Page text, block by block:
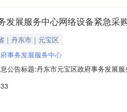
发展服务中心网络设备紧急采
｜丹东市｜元宝区
事务发展服务中心
公告标题:丹东市元宝区政府事务发展
感染的肺炎疫情防控期间政府采购工
项